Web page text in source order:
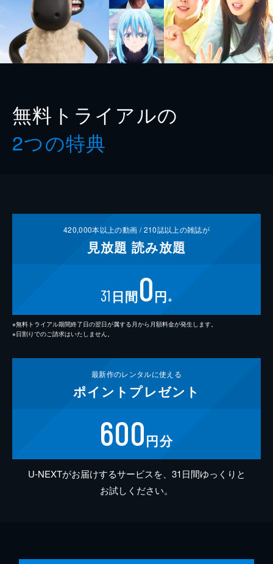
無料トライアルの
2つの特典
420,000本以上の動画 /210誌以上の雑誌が
見放題 読み放題
31 日間0円 ※
※無料トライアル期間終了日の翌日が属する月から月額料金が発生します。
※日割りでのご請求はいたしません。
最新作のレンタルに使える
ポイント プレゼント
600円分
U-NEXTがお届けするサービスを、31日間ゆっくりと
お試しください。